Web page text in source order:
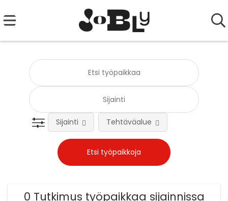
Sijainti Tehtäväalue
0 Tutkimus työpaikkaa sijainnissa